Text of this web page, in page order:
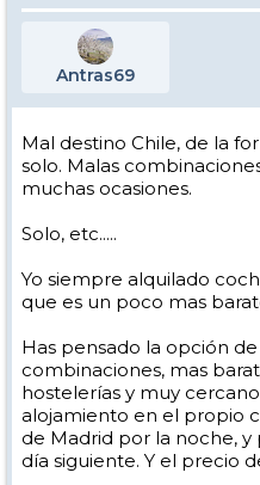
Antras69
Mal destino Chile, de la
solo. Malas
muchas ocasiones.
Solo, etc.....
Yo siempre alquilado
que es un poco mas
Has pensado la opción
combinaciones, mas
hostelerías y muy
alojamiento en el propio
de Madrid por la noche, y
día siguiente. Y el precio